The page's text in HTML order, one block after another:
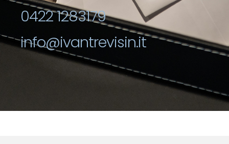
0422 1283179
info@ivantrevisin.it